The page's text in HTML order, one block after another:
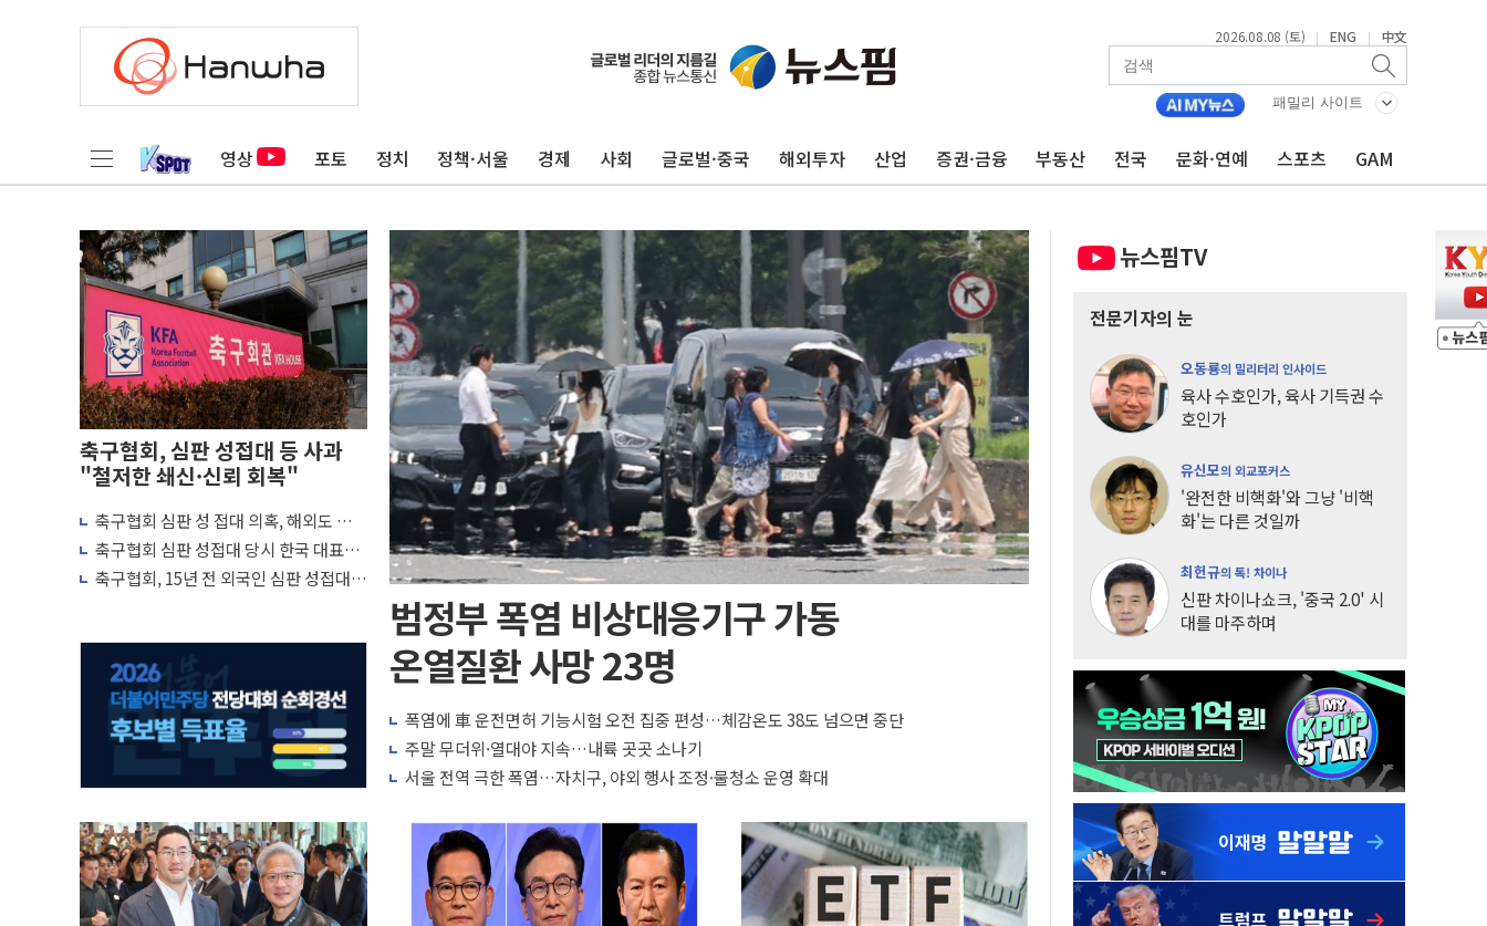
2026.08.08 (토) | ENG | 中文
패밀리 사이트
영상 포토 정치 정책·서울 경제 사회 글로벌·중국 해외투자 산업 증권·금융 부동산 전국 문화·연예 스포츠 GAM
축구협회, 심판 성접대 등 사과
"철저한 쇄신·신뢰 회복"
축구협회 심판 성 접대 의혹, 해외도 관심
↑…감독 선임 과정 수사까지 외신 주목
축구협회 심판 성접대 당시 한국 대표팀
7경기 무패 행진
축구협회, 15년 전 외국인 심판 성접대
범정부 폭염 비상대응기구 가동
온열질환 사망 23명
폭염에 車 운전면허 기능시험 오전 집중 편성…체감온도 38도 넘으면 중단
주말 무더위·열대야 지속…내륙 곳곳 소나기
서울 전역 극한 폭염…자치구, 야외 행사 조정·물청소 운영 확대
뉴스핌TV
전문기자의 눈
오동룡의 밀리터리 인사이드
육사 수호인가, 육사 기득권 수
호인가
유신모의 외교포커스
'완전한 비핵화'와 그냥 '비핵
화'는 다른 것일까
최헌규의 톡! 차이나
신판 차이나쇼크, '중국 2.0' 시
대를 마주하며